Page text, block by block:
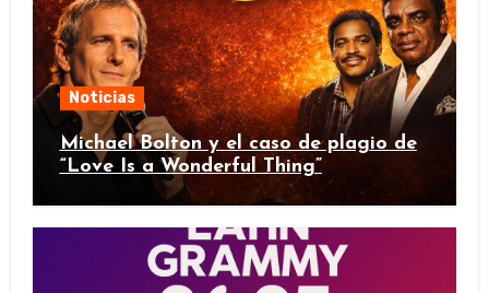
Noticias
Michael Bolton y el caso de plagio de
“Love Is a Wonderful Thing”